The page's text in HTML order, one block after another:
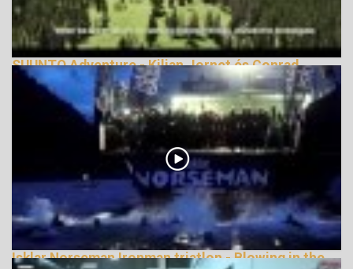
SUUNTO Adventure - Kilian Jornet és Conrad
Stolz
153279 Nézetek
Isklar Norseman Ironman triatlon - Blowing in the